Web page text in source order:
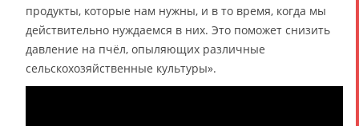
продукты, которые нам нужны, и в то время, когда мы
действительно нуждаемся в них. Это поможет снизить
давление на пчёл, опыляющих различные
сельскохозяйственные культуры».